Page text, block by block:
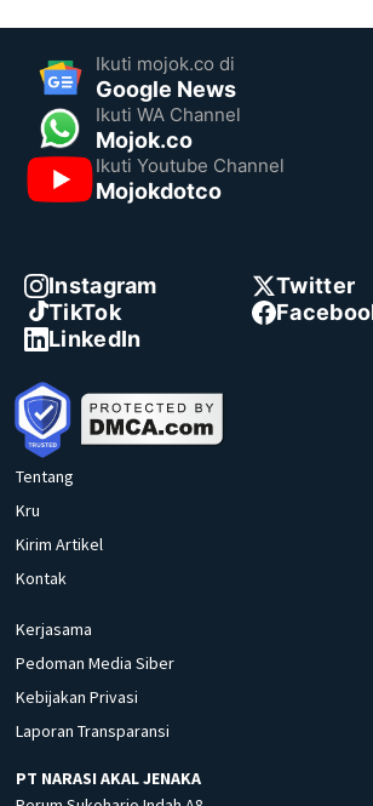
Ikuti mojok.co di
Google News
Ikuti WA Channel
Mojok.co
Ikuti Youtube Channel
Mojokdotco
Instagram
Twitter
TikTok
LinkedIn
Tentang
Kru
Kirim Artikel
Kontak
Kerjasama
Pedoman Media Siber
Kebijakan Privasi
Laporan Transparansi
PT NARASI AKAL JENAKA